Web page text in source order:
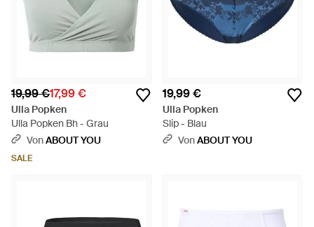
19,99 €17,99 €
Ulla Popken
Ulla Popken Bh - Grau
VonABOUT YOU
SALE
19,99 €
Ulla Popken
Slip - Blau
VonABOUT YOU